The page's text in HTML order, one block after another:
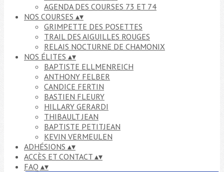
AGENDA DES COURSES 73 ET 74
NOS COURSES ▴▾
GRIMPETTE DES POSETTES
TRAIL DES AIGUILLES ROUGES
RELAIS NOCTURNE DE CHAMONIX
NOS ÉLITES ▴▾
BAPTISTE ELLMENREICH
ANTHONY FELBER
CANDICE FERTIN
BASTIEN FLEURY
HILLARY GERARDI
THIBAULT JEAN
BAPTISTE PETITJEAN
KEVIN VERMEULEN
ADHÉSIONS ▴▾
ACCÈS ET CONTACT ▴▾
FAQ ▴▾